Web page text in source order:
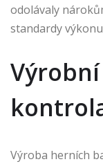
odolávaly
standardy
Výroba herních